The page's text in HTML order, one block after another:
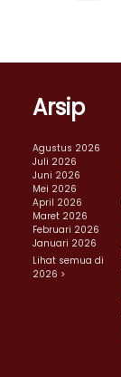
Arsip
Agustus 2026
Juli 2026
Juni 2026
Mei 2026
April 2026
Maret 2026
Februari 2026
Januari 2026
Lihat semua di
2026 >